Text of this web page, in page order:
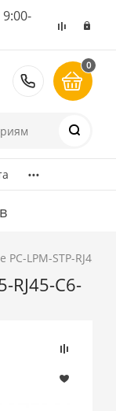
8 (495)
0
...
PC-LPM-STP-RJ45-
RJ45-C6-